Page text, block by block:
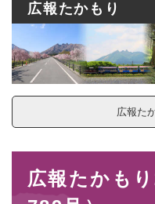
広報たかもり
広報た
広報たかも